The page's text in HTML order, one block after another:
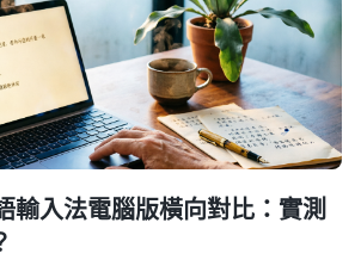
輸入法電腦版橫向對比：實測